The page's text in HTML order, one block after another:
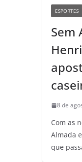
ESPORTES
Sem
8 de
Com as
Almada
que